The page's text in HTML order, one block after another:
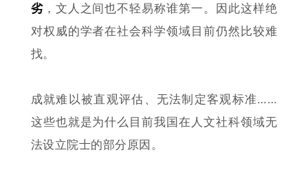
劣，文人之间也不轻易称谁第一。因此这样绝
对权威的学者在社会科学领域目前仍然比较难
找。
成就难以被直观评估、无法制定客观标准……
这些也就是为什么目前我国在人文社科领域无
法设立院士的部分原因。